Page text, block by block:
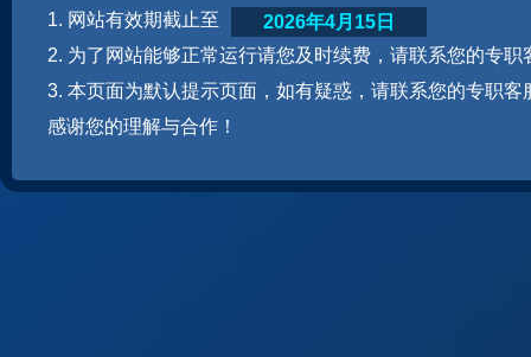
1. 网站有效期截止至
2. 为了网站能够正常运行请您及时续费，请联系您的专职
3. 本页面为默认提示页面，如有疑惑，请联系您的专职客
感谢您的理解与合作！
2026年4月15日